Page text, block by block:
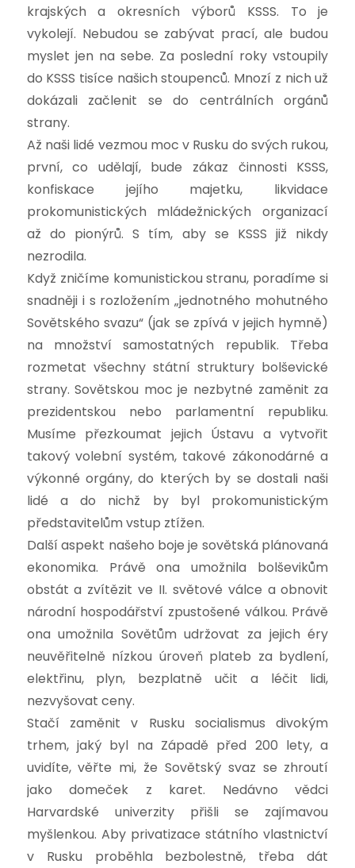
krajských a okresních výborů KSSS. To je
vykolejí. Nebudou se zabývat prací, ale budou
myslet jen na sebe. Za poslední roky vstoupily
do KSSS tisíce našich stoupenců. Mnozí z nich už
dokázali začlenit se do centrálních orgánů
strany.
Až naši lidé vezmou moc v Rusku do svých rukou,
první, co udělají, bude zákaz činnosti KSSS,
konfiskace jejího majetku, likvidace
prokomunistických mládežnických organizací
až do pionýrů. S tím, aby se KSSS již nikdy
nezrodila.
Když zničíme komunistickou stranu, poradíme si
snadněji i s rozložením „jednotného mohutného
Sovětského svazu“ (jak se zpívá v jejich hymně)
na množství samostatných republik. Třeba
rozmetat všechny státní struktury bolševické
strany. Sovětskou moc je nezbytné zaměnit za
prezidentskou nebo parlamentní republiku.
Musíme přezkoumat jejich Ústavu a vytvořit
takový volební systém, takové zákonodárné a
výkonné orgány, do kterých by se dostali naši
lidé a do nichž by byl prokomunistickým
představitelům vstup ztížen.
Další aspekt našeho boje je sovětská plánovaná
ekonomika. Právě ona umožnila bolševikům
obstát a zvítězit ve II. světové válce a obnovit
národní hospodářství zpustošené válkou. Právě
ona umožnila Sovětům udržovat za jejich éry
neuvěřitelně nízkou úroveň plateb za bydlení,
elektřinu, plyn, bezplatně učit a léčit lidi,
nezvyšovat ceny.
Stačí zaměnit v Rusku socialismus divokým
trhem, jaký byl na Západě před 200 lety, a
uvidíte, věřte mi, že Sovětský svaz se zhroutí
jako domeček z karet. Nedávno vědci
Harvardské univerzity přišli se zajímavou
myšlenkou. Aby privatizace státního vlastnictví
v Rusku proběhla bezbolestně, třeba dát